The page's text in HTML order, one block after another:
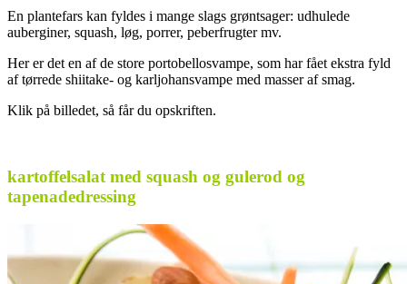
En plantefars kan fyldes i mange slags grøntsager: udhulede
auberginer, squash, løg, porrer, peberfrugter mv.
Her er det en af de store portobellosvampe, som har fået ekstra fyld
af tørrede shiitake- og karljohansvampe med masser af smag.
Klik på billedet, så får du opskriften.
kartoffelsalat med squash og gulerod og
tapenadedressing